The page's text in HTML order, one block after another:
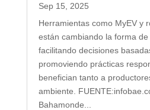
Sep 15, 2025
Herramientas como MyEV y
están cambiando la forma de
facilitando decisiones
promoviendo prácticas
benefician tanto a
ambiente.
Bahamonde...